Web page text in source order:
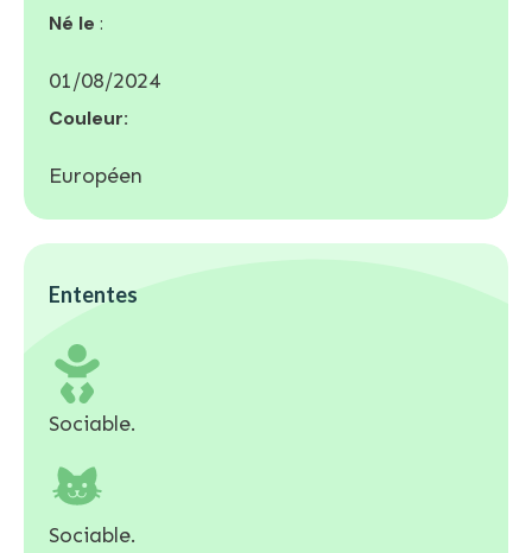
Né le :
01/08/2024
Couleur:
Européen
Ententes
Sociable.
Sociable.